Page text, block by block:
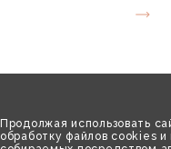
Продолжая использовать
обработку файлов cookies и